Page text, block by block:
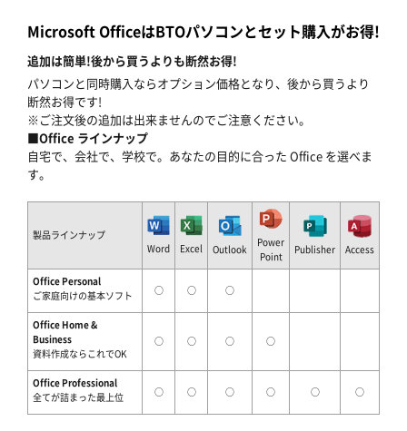
Microsoft OfficeはBTOパソコンとセット購入がお得!
追加は簡単!後から買うよりも断然お得!
パソコンと同時購入ならオプション価格となり、後から買うより
断然お得です!
※ご注文後の追加は出来ませんのでご注意ください。
■Office ラインナップ
自宅で、会社で、学校で。あなたの目的に合った Office を選べま
す。
製品ラインナップ
Word
Excel Outlook
Power
Point
Publisher Access
Office Personal
ご家庭向けの基本ソフト
○ ○ ○
Office Home &
Business
資料作成ならこれでOK
○ ○ ○ ○
Office Professional
全てが詰まった最上位
○ ○ ○ ○ ○ ○